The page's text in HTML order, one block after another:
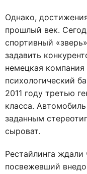
Однако,
прошлый век.
спортивный
задавить
немецкая
психологический
2011 году третью
класса.
заданным
сыроват.
Рестайлинга ждали
посвежевший